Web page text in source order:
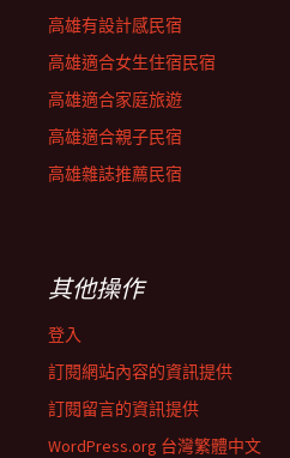
高雄有設計感民宿
高雄適合女生住宿民宿
高雄適合家庭旅遊
高雄適合親子民宿
高雄雜誌推薦民宿
其他操作
登入
訂閱網站內容的資訊提供
訂閱留言的資訊提供
WordPress.org 台灣繁體中文